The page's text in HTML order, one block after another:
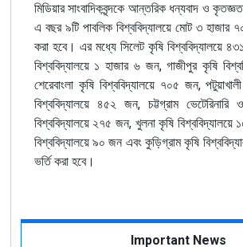
মিডিয়ার সাংবাদিকবৃন্দকে আন্তরিক ধন্যবাদ ও
এ বছর ৯টি পাবলিক বিশ্ববিদ্যালয়ে মোট ৩ হাজার
করা হবে। এর মধ্যে সিলেট কৃষি বিশ্ববিদ্যালয়ে ৪৩১
বিশ্ববিদ্যালয়ে ১ হাজার ৬ জন,গাজীপুর কৃষি
শেরেবাংলা কৃষি বিশ্ববিদ্যালয়ে ৭০৫ জন,পটুয়াখালী
বিশ্ববিদ্যালয়ে
৪৫২ জন, চট্টগ্রাম ভেটেরিনারি ও
বিশ্ববিদ্যালয়ে ২৭৫ জন, খুলনা কৃষি বিশ্ববিদ্যালয়ে
বিশ্ববিদ্যালয়ে ৯০ জন এবং কুড়িগ্রাম কৃষি
ভর্তি করা হবে।
Important News